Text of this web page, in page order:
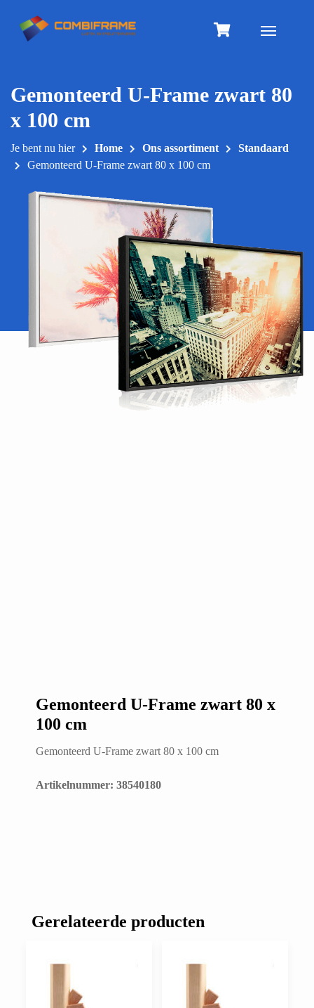
naar
Toggle
Gemonteerd U-Frame zwart 80
x 100 cm
Je bent nu hier Home Ons assortiment
Standaard
Gemonteerd U-Frame zwart 80 x 100 cm
Gemonteerd U-Frame zwart 80 x
100 cm
Gemonteerd U-Frame zwart 80 x 100 cm
Artikelnummer: 38540180
Gerelateerde producten